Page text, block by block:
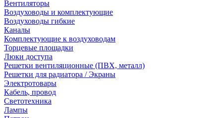
Вентиляторы
Воздуховоды и комплектующие
Воздуховоды гибкие
Каналы
Комплектующие к воздуховодам
Торцевые площадки
Люки доступа
Решетки вентиляционные (ПВХ, металл)
Решетки для радиатора / Экраны
Электротовары
Кабель, провод
Светотехника
Лампы